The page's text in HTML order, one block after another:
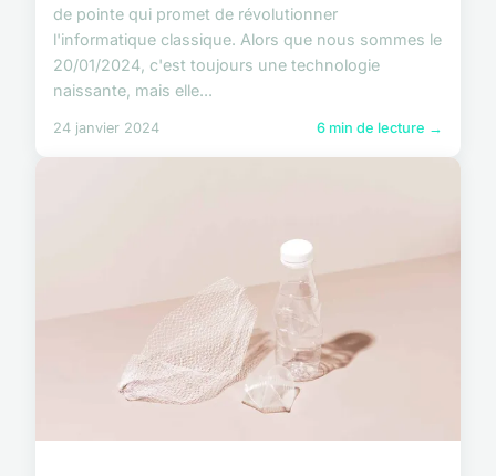
de pointe qui promet de révolutionner
l'informatique classique. Alors que nous sommes le
20/01/2024, c'est toujours une technologie
naissante, mais elle...
24 janvier 2024 6 min de lecture →